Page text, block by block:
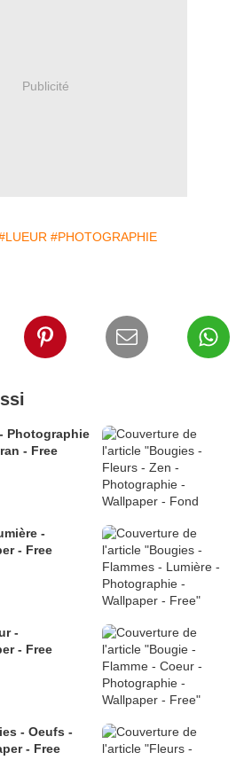
Publicité
#PHOTOGRAPHIE
Photographie
- Free
-
- Free
-
- Free
- Oeufs -
- Free